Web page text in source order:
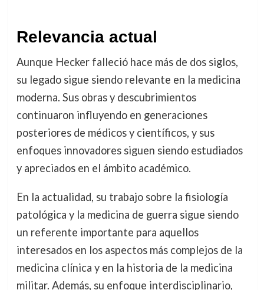
Relevancia actual
Aunque Hecker falleció hace más de dos siglos,
su legado sigue siendo relevante en la medicina
moderna. Sus obras y descubrimientos
continuaron influyendo en generaciones
posteriores de médicos y científicos, y sus
enfoques innovadores siguen siendo estudiados
y apreciados en el ámbito académico.
En la actualidad, su trabajo sobre la fisiología
patológica y la medicina de guerra sigue siendo
un referente importante para aquellos
interesados en los aspectos más complejos de la
medicina clínica y en la historia de la medicina
militar. Además, su enfoque interdisciplinario,